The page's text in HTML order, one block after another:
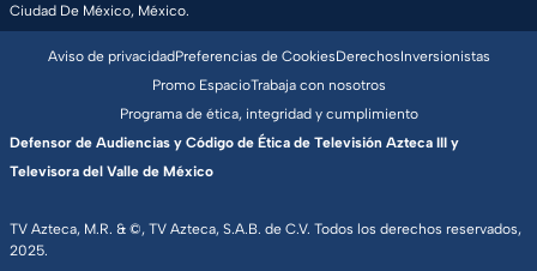
Ciudad De México, México.
TV Azteca, M.R. & ©, TV Azteca, S.A.B. de C.V. Todos los derechos reservados,
2025.
Aviso de privacidadPreferencias de CookiesDerechosInversionistas
Promo EspacioTrabaja con nosotros
Programa de ética, integridad y cumplimiento
Defensor de Audiencias y Código de Ética de Televisión Azteca III y
Televisora del Valle de México